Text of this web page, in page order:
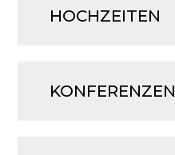
HOCHZEITEN
KONFERENZEN